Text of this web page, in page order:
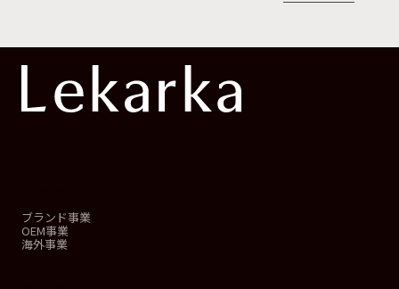
ブランド事業
OEM事業
海外事業